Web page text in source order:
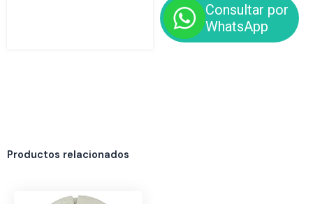
Consultar por
WhatsApp
Productos relacionados